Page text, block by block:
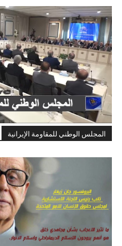
المجلس الوطني للمقاومة الإيرانية